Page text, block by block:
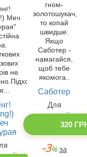
Меч
не
гном-
золотошукач,
то копай
швидше.
Якщо
Саботер -
намагайся,
щоб тебе
якомога..
Саботер
Для
компанії
320
-3% за